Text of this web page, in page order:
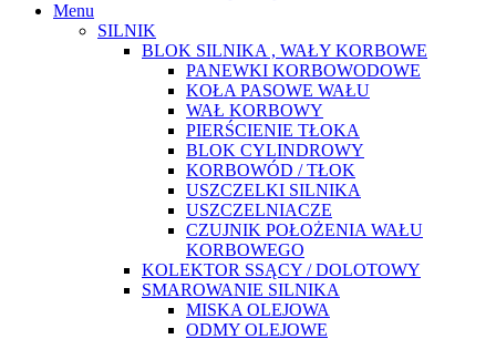
Menu
SILNIK
BLOK SILNIKA , WAŁY KORBOWE
PANEWKI KORBOWODOWE
KOŁA PASOWE WAŁU
WAŁ KORBOWY
PIERŚCIENIE TŁOKA
BLOK CYLINDROWY
KORBOWÓD / TŁOK
USZCZELKI SILNIKA
USZCZELNIACZE
CZUJNIK POŁOŻENIA WAŁU
KORBOWEGO
KOLEKTOR SSĄCY / DOLOTOWY
SMAROWANIE SILNIKA
MISKA OLEJOWA
ODMY OLEJOWE